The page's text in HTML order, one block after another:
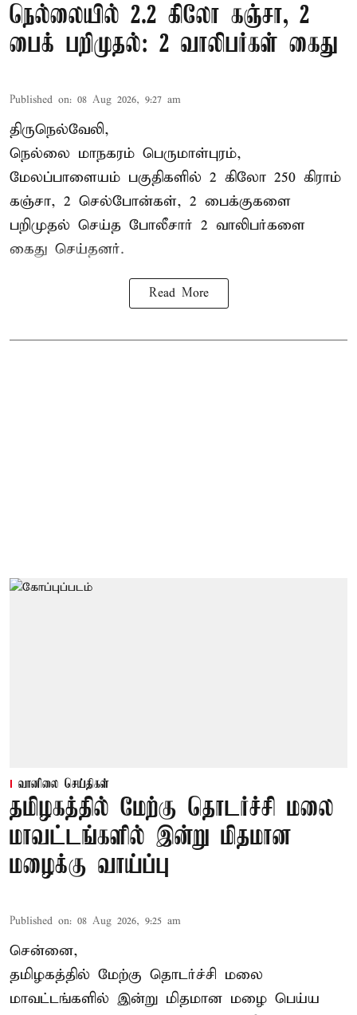
நெல்லையில் 2.2 கிலோ கஞ்சா, 2
பைக் பறிமுதல்: 2 வாலிபர்கள் கைது
Published on: 08 Aug 2026, 9:27 am
திருநெல்வேலி,
நெல்லை மாநகரம் பெருமாள்புரம்,
மேலப்பாளையம் பகுதிகளில் 2 கிலோ 250 கிராம்
கஞ்சா, 2 செல்போன்கள், 2 பைக்குகளை
பறிமுதல் செய்த போலீசார் 2 வாலிபர்களை
கைது செய்தனர்.
Read More
வானிலை செய்திகள்
தமிழகத்தில் மேற்கு தொடர்ச்சி மலை
மாவட்டங்களில் இன்று மிதமான
மழைக்கு வாய்ப்பு
Published on: 08 Aug 2026, 9:25 am
சென்னை,
தமிழகத்தில் மேற்கு தொடர்ச்சி மலை
மாவட்டங்களில் இன்று மிதமான மழை பெய்ய